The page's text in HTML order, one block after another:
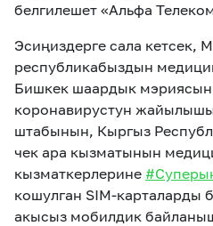
белгилешет «Альфа
Эсиңиздерге сала кетсек,
республикабыздын
Бишкек шаардык
коронавирустун
штабынын, Кыргыз
чек ара кызматынын
кызматкерлерине
кошулган SIM-карталарды
акысыз мобилдик